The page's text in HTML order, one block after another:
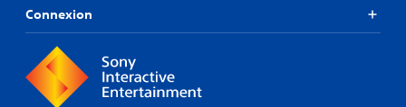
Connexion